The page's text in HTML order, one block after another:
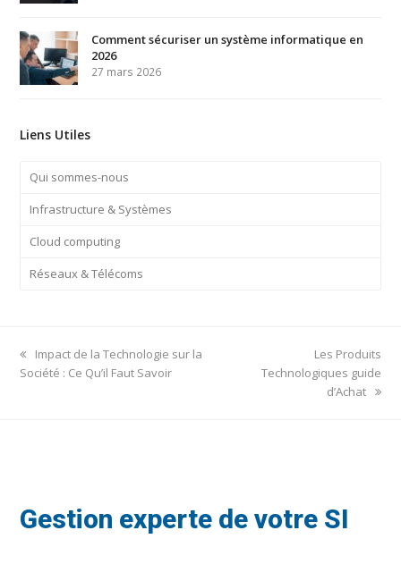
Comment sécuriser un système informatique en
2026
27 mars 2026
Liens Utiles
Qui sommes-nous
Infrastructure & Systèmes
Cloud computing
Réseaux & Télécoms
previous
post:
Impact de la Technologie sur la
Société : Ce Qu’il Faut Savoir
next
post:
Les Produits
Technologiques guide
d’Achat
Gestion experte de votre SI